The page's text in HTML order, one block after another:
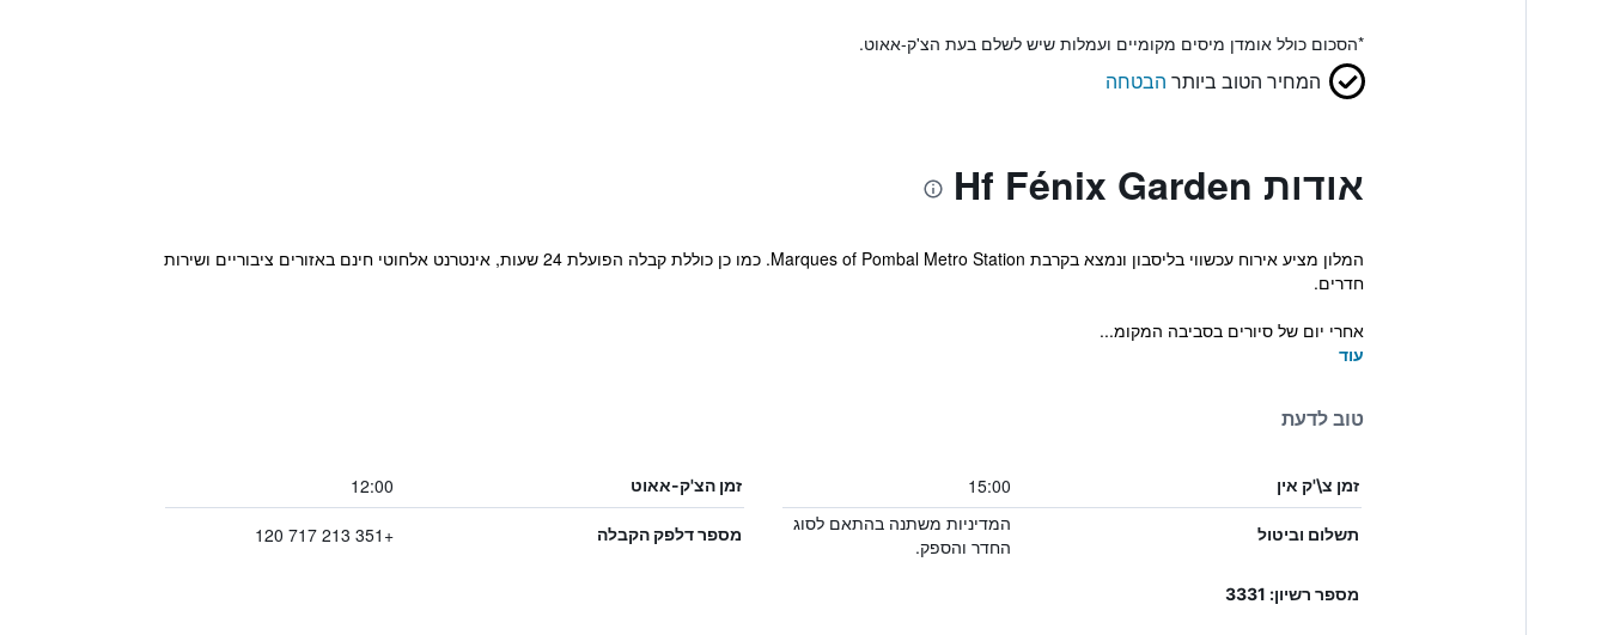
*הסכום כולל אומדן מיסים מקומיים ועמלות שיש לשלם בעת הצ'ק-אאוט.
המחיר הטוב ביותר הבטחה
אודות Hf Fénix Garden
המלון מציע אירוח עכשווי בליסבון ונמצא בקרבת Marques of Pombal Metro Station. כמו כן כוללת קבלה הפועלת 24 שעות, אינטרנט אלחוטי חינם באזורים ציבוריים ושירות
חדרים.
אחרי יום של סיורים בסביבה המקומ...
עוד
טוב לדעת
זמן צ\'ק אין 15:00 זמן הצ'ק-אאוט 12:00
תשלום וביטול
המדיניות משתנה בהתאם לסוג
החדר והספק.
מספר דלפק הקבלה +351 213 717 120
מספר רשיון: 3331